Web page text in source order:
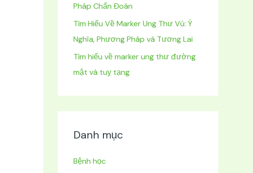
Pháp Chẩn Đoán
Tìm Hiểu Về Marker Ung Thư Vú: Ý
Nghĩa, Phương Pháp và Tương Lai
Tìm hiểu về marker ung thư đường
mật và tuỵ tạng
Danh mục
Bệnh học